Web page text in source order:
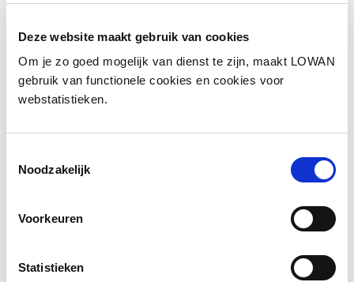
Deze website maakt gebruik van cookies
Om je zo goed mogelijk van dienst te zijn, maakt LOWAN
gebruik van functionele cookies en cookies voor
webstatistieken.
Noodzakelijk
Voorkeuren
Statistieken
Bekijk
Social media
FacebookLinkedIn
Andere bezoekers bekeken ook